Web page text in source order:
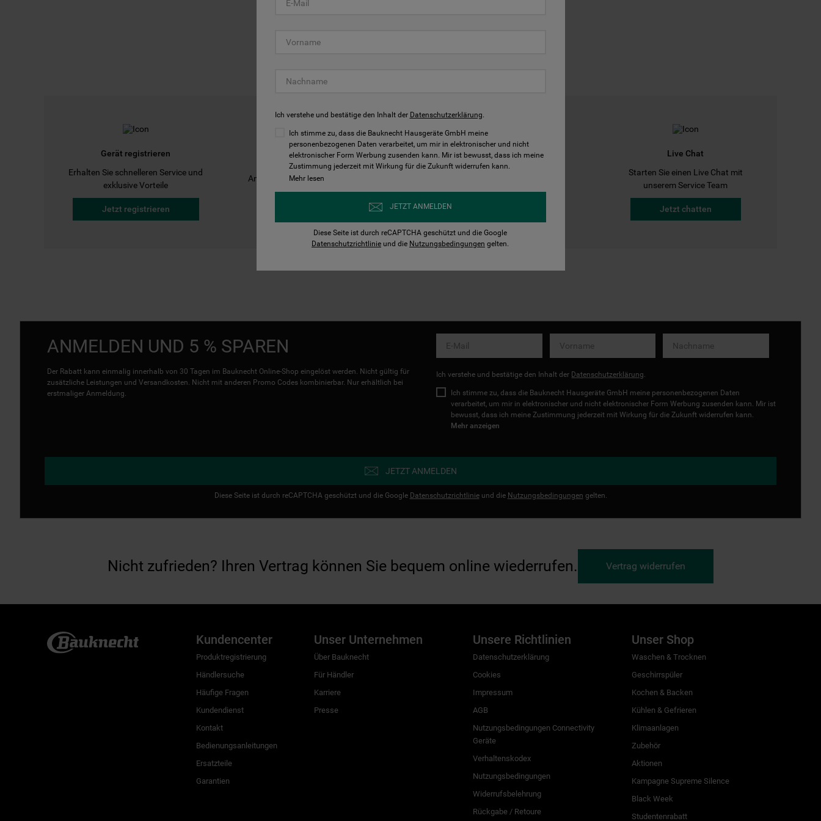
Gerät registrieren
Erhalten Sie schnelleren Service und
exklusive Vorteile
Jetzt registrieren
Bedienungsanleitungen
Anleitungen finden und herunterladen
Kontakt
Live Chat
Starten Sie einen Live Chat mit
unserem Service Team
Jetzt chatten
ANMELDEN UND 5 % SPAREN
Der Rabatt kann einmalig innerhalb von 30 Tagen im Bauknecht Online-Shop eingelöst werden. Nicht gültig für
zusätzliche Leistungen und Versandkosten. Nicht mit anderen Promo Codes kombinierbar. Nur erhältlich bei
erstmaliger Anmeldung.
Ich verstehe und bestätige den Inhalt der Datenschutzerklärung
Ich stimme zu, dass die Bauknecht Hausgeräte GmbH meine personenbezogenen Daten
verarbeitet, um mir in elektronischer und nicht elektronischer Form Werbung zusenden kann. Mir ist
bewusst, dass ich meine Zustimmung jederzeit mit Wirkung für die Zukunft widerrufen kann.
Mehr anzeigen
JETZT ANMELDEN
Diese Seite ist durch reCAPTCHA geschützt und die Google Datenschutzrichtlinieund die Nutzungsbedingungen gelten.
Nicht zufrieden? Ihren Vertrag können Sie bequem online wiederrufen. Vertrag widerrufen
Kundencenter
Produktregistrierung
Händlersuche
Häufige Fragen
Kundendienst
Kontakt
Bedienungsanleitungen
Ersatzteile
Garantien
Unser Unternehmen
Über Bauknecht
Für Händler
Karriere
Presse
Unsere Richtlinien
Datenschutzerklärung
Cookies
Impressum
AGB
Nutzungsbedingungen Connectivity
Geräte
Verhaltenskodex
Nutzungsbedingungen
Widerrufsbelehrung
Rückgabe / Retoure
Unser Shop
Waschen & Trocknen
Geschirrspüler
Kochen & Backen
Kühlen & Gefrieren
Klimaanlagen
Zubehör
Aktionen
Kampagne Supreme Silence
Black Week
Studentenrabatt
Ich verstehe und bestätige den Inhalt der Datenschutzerklärung.
Ich stimme zu, dass die Bauknecht Hausgeräte GmbH meine
personenbezogenen Daten verarbeitet, um mir in elektronischer und nicht
elektronischer Form Werbung zusenden kann. Mir ist bewusst, dass ich meine
Zustimmung jederzeit mit Wirkung für die Zukunft widerrufen kann.
Mehr lesen
JETZT ANMELDEN
Diese Seite ist durch reCAPTCHA geschützt und die Google
Datenschutzrichtlinie und die Nutzungsbedingungen gelten.